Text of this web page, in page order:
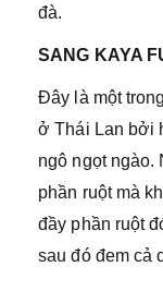
đà.
SANG KAYA
Đây là một
ở Thái Lan bởi
ngô ngọt ngào.
phần ruột mà
đầy phần ruột
sau đó đem cả